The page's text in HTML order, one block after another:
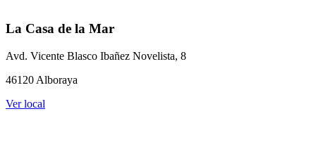
La Casa de la Mar
Avd. Vicente Blasco Ibañez Novelista, 8
46120 Alboraya
Ver local